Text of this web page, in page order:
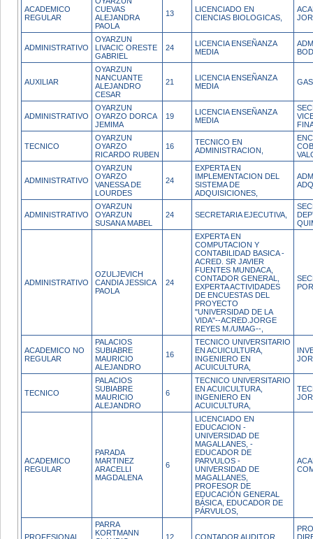
ACADEMICO
REGULAR
CUEVAS
ALEJANDRA
PAOLA
13
LICENCIADO EN
CIENCIAS BIOLOGICAS,
ADMINISTRATIVO
OYARZUN
LIVACIC ORESTE
GABRIEL
24
LICENCIA ENSEÑANZA
MEDIA
AUXILIAR
OYARZUN
NANCUANTE
ALEJANDRO
CESAR
21
LICENCIA ENSEÑANZA
MEDIA
ADMINISTRATIVO
OYARZUN
OYARZO DORCA
JEMIMA
19
LICENCIA ENSEÑANZA
MEDIA
TECNICO
OYARZUN
OYARZO
RICARDO RUBEN
16
TECNICO EN
ADMINISTRACION,
ADMINISTRATIVO
OYARZUN
OYARZO
VANESSA DE
LOURDES
24
EXPERTA EN
IMPLEMENTACION DEL
SISTEMA DE
ADQUISICIONES,
ADMINISTRATIVO
OYARZUN
OYARZUN
SUSANA MABEL
24 SECRETARIA EJECUTIVA,
ADMINISTRATIVO
OZULJEVICH
CANDIA JESSICA
PAOLA
24
EXPERTA EN
COMPUTACION Y
CONTABILIDAD BASICA -
ACRED. SR JAVIER
FUENTES MUNDACA,
CONTADOR GENERAL,
EXPERTA ACTIVIDADES
DE ENCUESTAS DEL
PROYECTO
"UNIVERSIDAD DE LA
VIDA"--ACRED.JORGE
REYES M./UMAG--,
ACADEMICO NO
REGULAR
PALACIOS
SUBIABRE
MAURICIO
ALEJANDRO
16
TECNICO UNIVERSITARIO
EN ACUICULTURA,
INGENIERO EN
ACUICULTURA,
TECNICO
PALACIOS
SUBIABRE
MAURICIO
ALEJANDRO
6
TECNICO UNIVERSITARIO
EN ACUICULTURA,
INGENIERO EN
ACUICULTURA,
ACADEMICO
REGULAR
PARADA
MARTINEZ
ARACELLI
MAGDALENA
6
LICENCIADO EN
EDUCACION -
UNIVERSIDAD DE
MAGALLANES, -
EDUCADOR DE
PARVULOS -
UNIVERSIDAD DE
MAGALLANES,
PROFESOR DE
EDUCACIÓN GENERAL
BÁSICA, EDUCADOR DE
PÁRVULOS,
PROFESIONAL
PARRA
KORTMANN
12 CONTADOR AUDITOR,